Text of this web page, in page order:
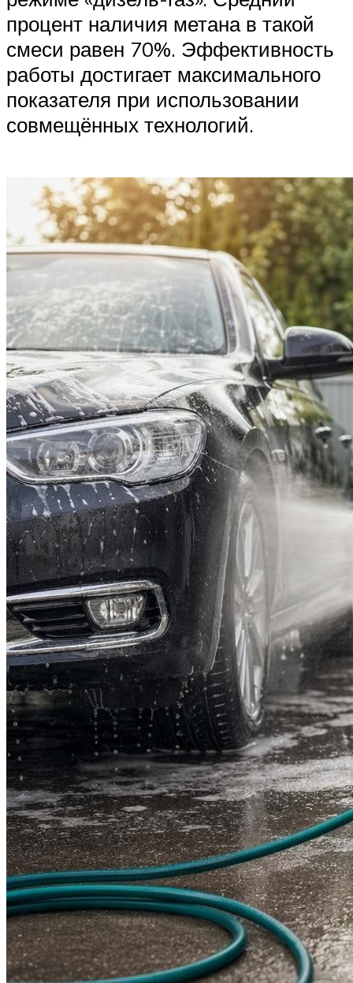
процент наличия метана в такой
смеси равен 70%. Эффективность
работы достигает максимального
показателя при использовании
совмещённых технологий.